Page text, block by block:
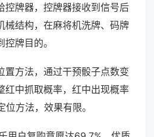
控牌器，控牌器接收到信号后
械结构，在麻将机洗牌、码牌
牌目的。
置方法，通过干预骰子点数变
红中抓取概率，红中出现概率
方法，效果有限。